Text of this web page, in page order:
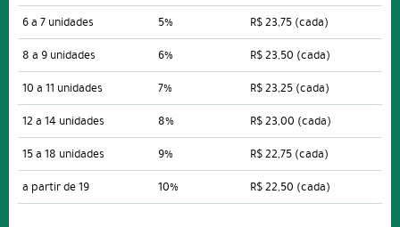
6 a 7 unidades
5% R$ 23,75 (cada)
8 a 9 unidades
6% R$ 23,50 (cada)
10 a 11 unidades
7% R$ 23,25 (cada)
12 a 14 unidades
8% R$ 23,00 (cada)
15 a 18 unidades
9% R$ 22,75 (cada)
a partir de 19
10% R$ 22,50 (cada)